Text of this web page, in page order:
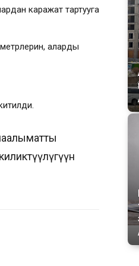
каражат тартууга
аларды